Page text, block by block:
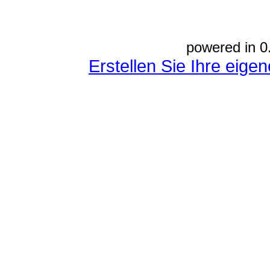
powered in
Erstellen Sie Ihre